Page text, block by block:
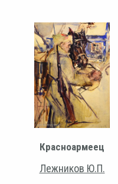
Красноармеец
Лежников Ю.П.